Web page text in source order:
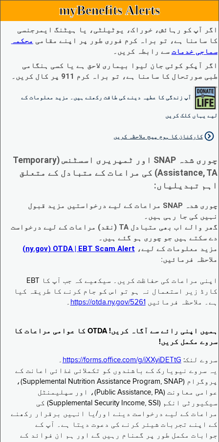
myBenefits Alerts
اگر آپ کو رہائش، خوراک، یوٹیلٹی، یا ہیٹنگ ایمرجنسی
کا سامنا ہے، تو براہ کرم فوری طور پر اپنے مقامی محکمہ
سماجی خدمات سے رابطہ کریں۔
اگر آپکو کوئی جان لیوا بیماری لاحق ہے یا کسی ہنگامی
طبی صورتحال کا سامنا ہے، تو براہ کرم 911 پر کال کریں۔
آپ زندگی کا عطیہ دینے کی طاقت رکھتے ہیں۔ مزید معلومات کے
لیے یہاں کلک کریں
کارکنان کا ہوم پیج ملاحظہ کریں
چوری شدہ SNAP اور ٹمپریری اسسٹنس (Temporary
Assistance, TA) کی مراعات کے متبادل کے متعلق
اہم تبدیلیاں:
چوری شدہ SNAP مراعات کے لیے درخواستیں مزید قبول
نہیں کی جا رہی ہیں۔
گھر والے اب بھی متبادل TA (نقد) مراعات کے لیے درخواست
دے سکتے ہیں جو چوری ہو گئے ہیں۔
مزید معلومات کے لیے، EBT Scam Alert ‏| OTDA ‏(ny.gov)
ملاحظہ فرمائیں:
اپنی مراعات کی حفاظت کریں۔ سیکھیے کہ جب آپ کا EBT
کارڈ زیر استعمال نہ ہو تو اس کو جام کرنے کا طریقہ کیا
ہے۔ ملاحظہ فرمائیں https://otda.ny.gov/5261 ۔
ہمیں اپنی رائے سے آگاہ کریں! OTDA کا عوامی مراعات کا
سروے مکمل کریں!
سروے لنک: https://forms.office.com/g/iXXyiDETtG ۔
یہ سروے نیویارک کے باشندوں کو تکملائی غذائی اعانت کے
پروگرام (Supplemental Nutrition Assistance Program, SNAP)،
عوامی معاونت (Public Assistance, PA)، اور سپلیمنٹل
سیکیورٹی انکم (Supplemental Security Income, SSI) کی
مراعات کے لیے درخواست دینے اور/یا انہیں برقرار رکھنے
کے اپنے تجربات شیئر کرنے کی دعوت دیتا ہے۔ آپ کے
جوابات مکمل طور پر گمنام رہیں گے اور ہم ان فوائد کے